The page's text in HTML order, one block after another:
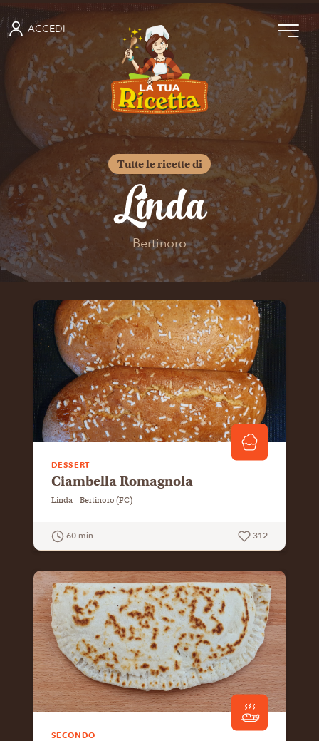
ACCEDI
Tutte le ricette di
Linda
Bertinoro
DESSERT
Ciambella Romagnola
Linda – Bertinoro (FC)
60 min 312
SECONDO